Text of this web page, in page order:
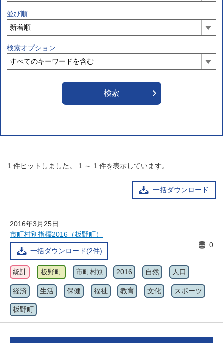
並び順
検索オプション
1 件ヒットしました。 1 ～ 1 件を表示しています。
一括ダウンロード
2016年3月25日
市町村別指標2016（板野町）
一括ダウンロード(2件)
0
統計 板野町 市町村別 2016 自然 人口
経済 生活 保健 福祉 教育 文化 スポーツ
板野町